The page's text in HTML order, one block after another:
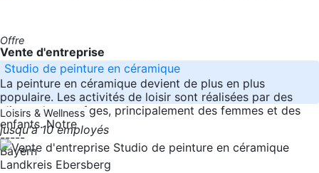
Offre
Vente d'entreprise
Studio de peinture en céramique
La peinture en céramique devient de plus en plus
populaire. Les activités de loisir sont réalisées par des
clients de tous âges, principalement des femmes et des
enfants. Notre
-----
Bayern
Loisirs & Wellness
jusqu'à 10 employés
Landkreis Ebersberg